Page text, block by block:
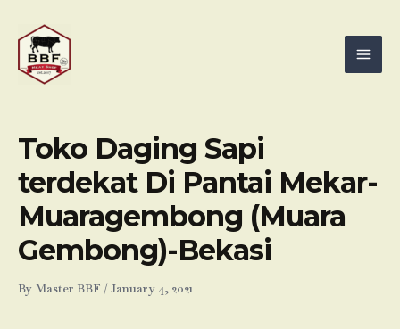
content
Toko Daging Sapi
terdekat Di Pantai Mekar-
Muaragembong (Muara
Gembong)-Bekasi
By Master BBF /January 4, 2021